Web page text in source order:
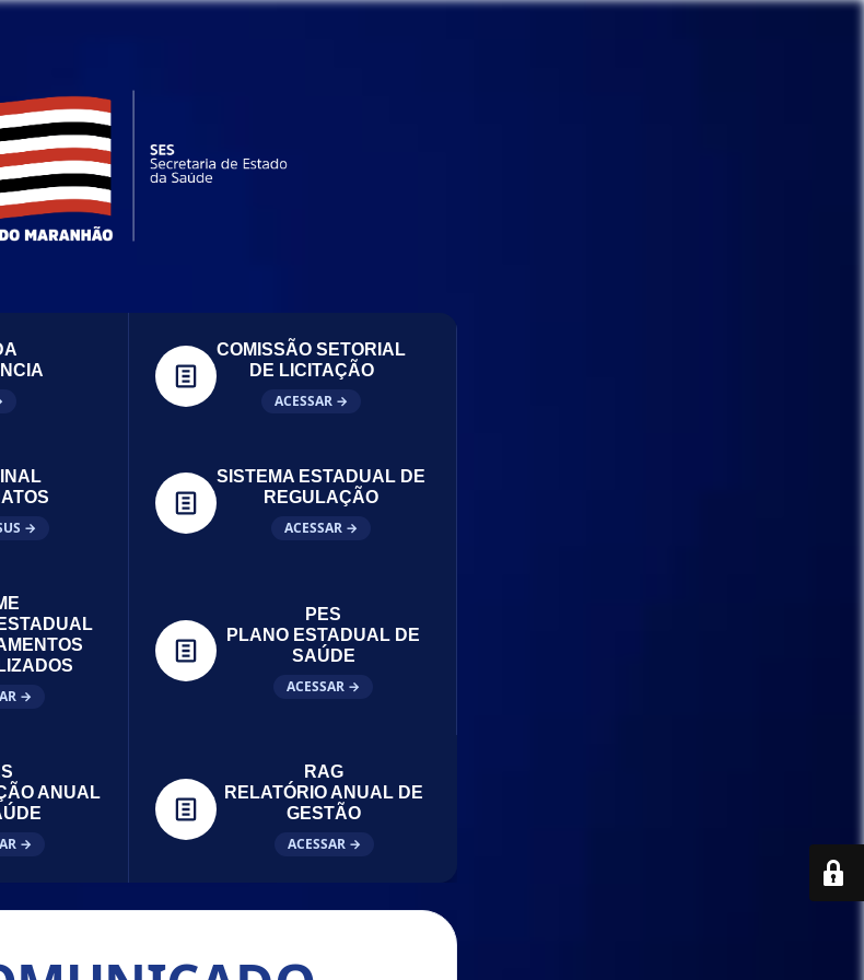
COMISSÃO SETORIAL
DE LICITAÇÃO
ACESSAR →
→
SISTEMA ESTADUAL DE
REGULAÇÃO
ACESSAR →
→
PES
PLANO ESTADUAL DE
SAÚDE
ACESSAR →
ANUAL
→
RAG
RELATÓRIO ANUAL DE
GESTÃO
ACESSAR →